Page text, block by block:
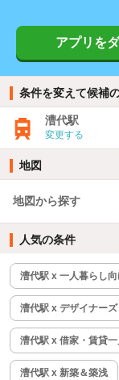
アプリを
条件を変えて候補
漕代駅
変更する
地図
地図から探す
人気の条件
漕代駅 x 一人暮らし
漕代駅 x デザイナーズ
漕代駅 x 借家・賃貸
漕代駅 x 新築＆築浅